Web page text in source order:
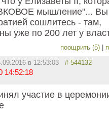
мышление"... Вы
сошлитесь - там,
уже по 200 лет у
поощрить (5)
в 12:53:03 # 544132
14:52:18
участие в